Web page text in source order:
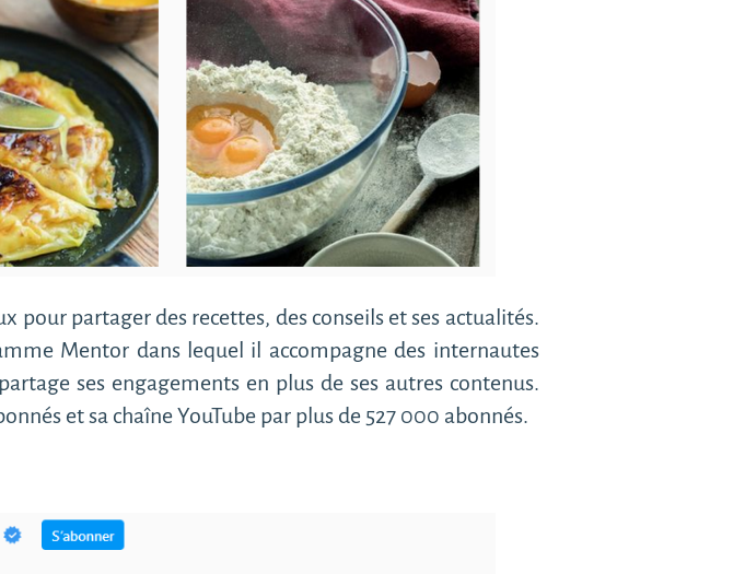
pour partager des recettes, des conseils et ses actualités.
Mentor dans lequel il accompagne des internautes
ses engagements en plus de ses autres contenus.
et sa chaîne YouTube par plus de 527 000 abonnés.